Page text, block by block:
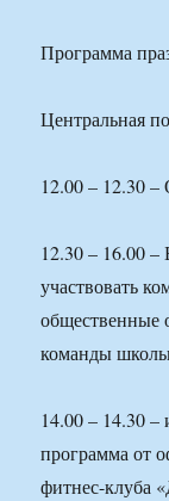
Программа
Центральная
12.00 – 12.30
12.30 – 16.00
участвовать
общественные
команды
14.00 – 14.30 –
программа от
фитнес-клуба